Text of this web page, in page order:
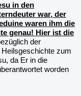
in den
war, der
waren ihm die
genau! Hier ist die
der
zum
da Er in die
worden